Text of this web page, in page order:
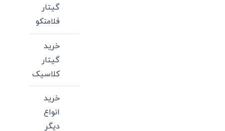
گیتار
فلامنکو
خرید
گیتار
کلاسیک
خرید
انواع
دیگر